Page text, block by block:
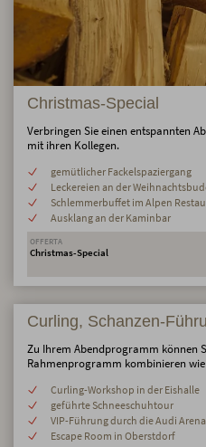
Christmas-Special
Verbringen Sie einen entspannten
mit ihren Kollegen.
gemütlicher Fackelspaziergang
Leckereien an der
Schlemmerbuffet im Alpen
Ausklang an der Kaminbar
OFFERTA
Christmas-Special
Curling, Schanzen-
Zu Ihrem Abendprogramm können
Rahmenprogramm kombinieren
Curling-Workshop in der Eishalle
geführte Schneeschuhtour
VIP-Führung durch die Audi
Escape Room in Oberstdorf